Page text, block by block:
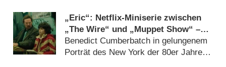
„Eric“: Netflix-Miniserie zwischen
„The Wire“ und „Muppet Show“ –
Review
Benedict Cumberbatch in gelungenem
Porträt des New York der 80er Jahre